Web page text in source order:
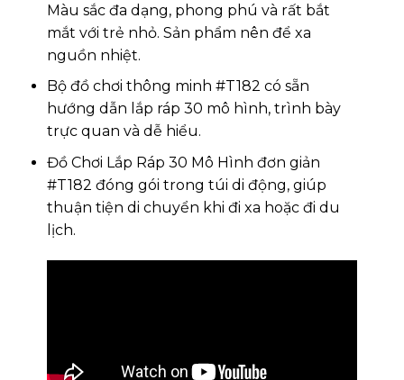
Màu sắc đa dạng, phong phú và rất bắt
mắt với trẻ nhỏ. Sản phẩm nên để xa
nguồn nhiệt.
Bộ đồ chơi thông minh #T182 có sẵn
hướng dẫn lắp ráp 30 mô hình, trình bày
trực quan và dễ hiểu.
Đồ Chơi Lắp Ráp 30 Mô Hình đơn giản
#T182 đóng gói trong túi di động, giúp
thuận tiện di chuyển khi đi xa hoặc đi du
lịch.